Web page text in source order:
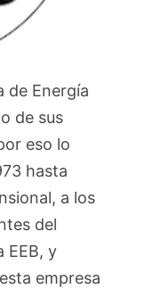
de Energía
de sus
eso lo
hasta
a los
del
EEB, y
empresa